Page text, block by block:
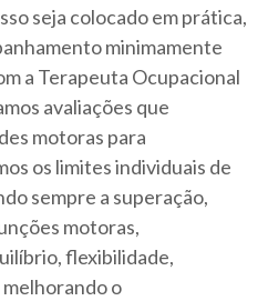
seja colocado em prática,
minimamente
a Terapeuta Ocupacional
avaliações que
motoras para
os limites individuais de
sempre a superação,
motoras,
flexibilidade,
o